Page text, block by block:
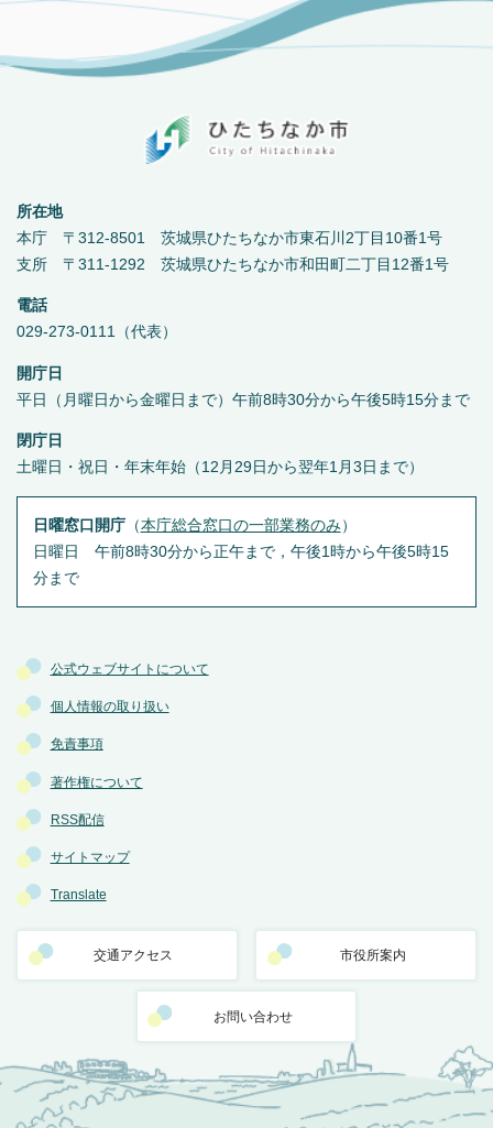
公式ウェブサイトについて
個人情報の取り扱い
免責事項
著作権について
RSS配信
サイトマップ
Translate
交通アクセス 市役所案内
お問い合わせ
所在地
本庁 〒312-8501 茨城県ひたちなか市東石川2丁目10番1号
支所 〒311-1292 茨城県ひたちなか市和田町二丁目12番1号
電話
029-273-0111（代表）
開庁日
平日（月曜日から金曜日まで）午前8時30分から午後5時15分まで
閉庁日
土曜日・祝日・年末年始（12月29日から翌年1月3日まで）
日曜窓口開庁（本庁総合窓口の一部業務のみ ）
日曜日 午前8時30分から正午まで，午後1時から午後5時15
分まで